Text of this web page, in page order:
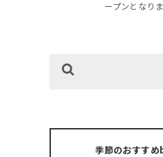
ープンとなりま
季節のおすす